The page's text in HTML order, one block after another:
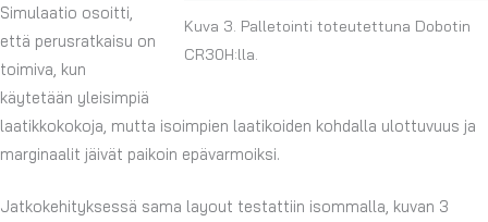
Kuva 3. Palletointi toteutettuna Dobotin
CR30H:lla.
Simulaatio osoitti,
että perusratkaisu on
toimiva, kun
käytetään yleisimpiä
laatikkokokoja, mutta isoimpien laatikoiden kohdalla ulottuvuus ja
marginaalit jäivät paikoin epävarmoiksi.
Jatkokehityksessä sama layout testattiin isommalla, kuvan 3